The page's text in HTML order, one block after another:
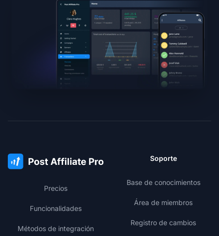
Precios
Funcionalidades
Métodos de integración
Soporte
Base de conocimientos
Área de miembros
Registro de cambios